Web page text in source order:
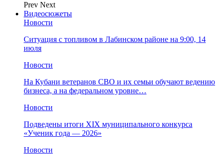
Prev Next
Видеосюжеты
Новости
Ситуация с топливом в Лабинском районе на 9:00, 14
июля
Новости
На Кубани ветеранов СВО и их семьи обучают ведению
бизнеса, а на федеральном уровне…
Новости
Подведены итоги XIX муниципального конкурса
«Ученик года — 2026»
Новости